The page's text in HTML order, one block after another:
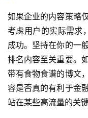
如果企业的内容策略
考虑用户的实际需求
成功。坚持在你的一
排名内容至关重要。
带有食物食谱的博文
容是否真的有利于金
站在某些高流量的关